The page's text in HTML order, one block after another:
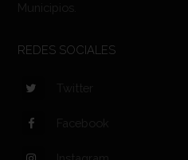
Municipios.
REDES SOCIALES
Twitter
Facebook